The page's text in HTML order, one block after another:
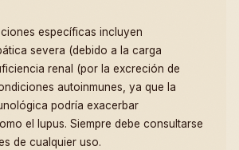
específicas incluyen
severa (debido a la carga
renal (por la excreción de
autoinmunes, ya que la
podría exacerbar
el lupus. Siempre debe consultarse
de cualquier uso.